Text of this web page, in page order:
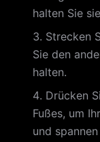
halten Sie
Strecken
Sie den
halten.
Drücken
Fußes, um
und